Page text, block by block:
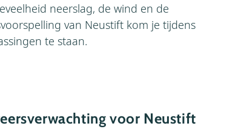
neerslag, de wind en de
van Neustift kom je tijdens
te staan.
voor Neustift